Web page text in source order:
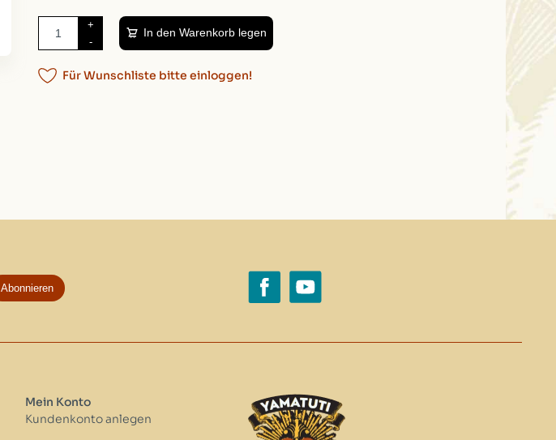
+
-
In den Warenkorb legen
Für Wunschliste bitte einloggen!
Abonnieren
Mein Konto
Kundenkonto anlegen